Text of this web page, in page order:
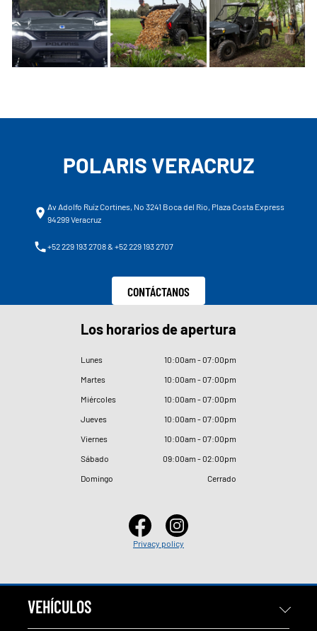
POLARIS VERACRUZ
Av Adolfo Ruíz Cortines, No 3241 Boca del Rio, Plaza Costa Express
94299 Veracruz
+52 229 193 2708 & +52 229 193 2707
CONTÁCTANOS
Los horarios de apertura
Lunes 10:00am - 07:00pm
Martes
10:00am - 07:00pm
Miércoles
10:00am - 07:00pm
Jueves
10:00am - 07:00pm
Viernes
10:00am - 07:00pm
Sábado
09:00am - 02:00pm
Domingo
Cerrado
Privacy policy
VEHÍCULOS